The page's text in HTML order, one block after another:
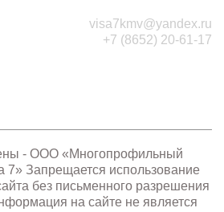
visa7kmv@yandex.ru
+7 (8652) 20-61-17
- OOO «Многопрофильный
7» Запрещается использование
без письменного разрешения
на сайте не является